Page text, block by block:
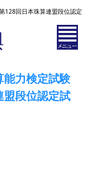
128回日本珠算連盟段位認定
能力検定試験
盟段位認定試